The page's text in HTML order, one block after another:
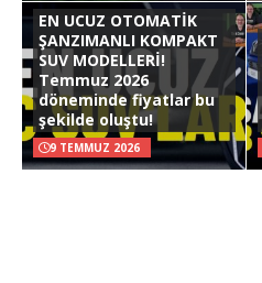
EN UCUZ OTOMATİK
ŞANZIMANLI KOMPAKT
SUV MODELLERİ!
Temmuz 2026
döneminde fiyatlar bu
şekilde oluştu!
9 TEMMUZ 2026